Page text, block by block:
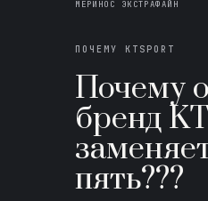
МЕРИНОС ЭКСТРАФАЙН
ПОЧЕМУ KTSPORT
Почему
бренд
пять???